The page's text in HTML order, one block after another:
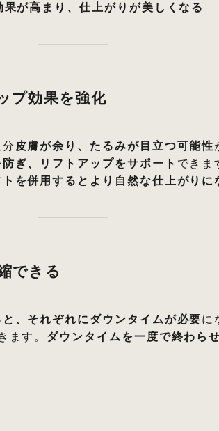
が高まり、仕上がりが美しくなる
プ効果を強化
皮膚が余り、たるみが目立つ可能性
ぎ、リフトアップをサポート できま
を併用するとより自然な仕上がりに
できる
、それぞれにダウンタイムが必要に
ます。 ダウンタイムを一度で終わら